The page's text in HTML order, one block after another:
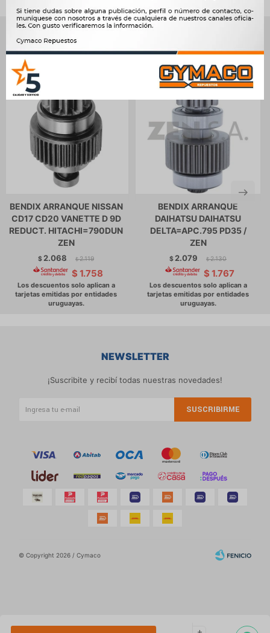
consultas
Productos que te pueden interesar
BENDIX ARRANQUE NISSAN
CD17 CD20 VANETTE D 9D
REDUCT. HITACHI=790DUN
ZEN
$ 2.068 $ 2.119
$ 1.758
BENDIX ARRANQUE
DAIHATSU DAIHATSU
DELTA=APC.795 PD35 /
ZEN
$ 2.079 $ 2.130
$ 1.767
NEWSLETTER
¡Suscribite y recibí todas nuestras novedades!
SUSCRIBIRME
© Copyright 2026 / Cymaco